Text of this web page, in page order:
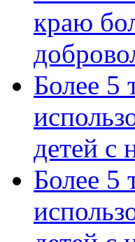
краю
Более 5
детей с
Более 5